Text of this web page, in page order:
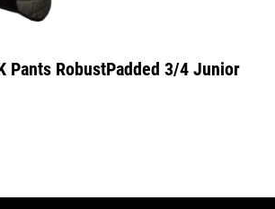
Pants RobustPadded 3/4 Junior